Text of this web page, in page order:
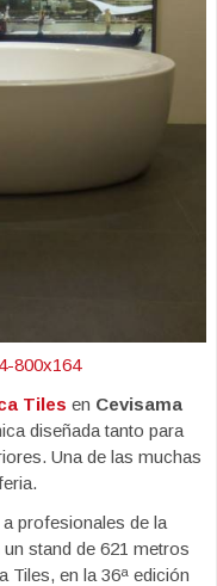
Tiles en Cevisama
diseñada tanto para
Una de las muchas
profesionales de la
stand de 621 metros
Tiles, en la 36ª edición